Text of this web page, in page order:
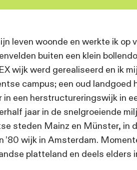
In mijn leven woonde en
tulpenvelden buiten een
ViNEX wijk werd
Twentse campus; een